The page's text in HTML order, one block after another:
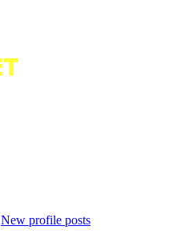
New profile posts